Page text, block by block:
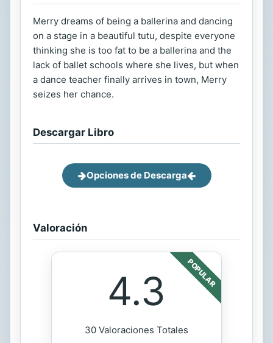
Merry dreams of being a ballerina and dancing
on a stage in a beautiful tutu, despite everyone
thinking she is too fat to be a ballerina and the
lack of ballet schools where she lives, but when
a dance teacher finally arrives in town, Merry
seizes her chance.
Descargar Libro
Opciones de Descarga
Valoración
POPULAR
4.3
30 Valoraciones Totales